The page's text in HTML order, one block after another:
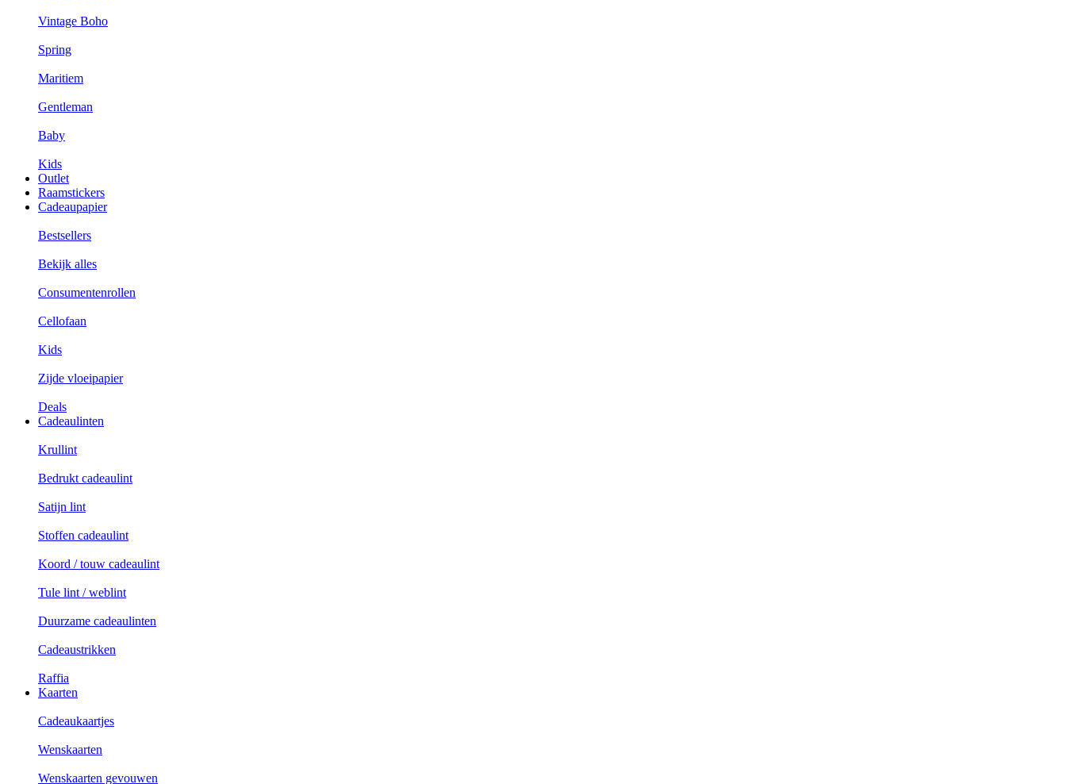
Vintage Boho
Spring
Maritiem
Gentleman
Baby
Kids
Outlet
Raamstickers
Cadeaupapier
Bestsellers
Bekijk alles
Consumentenrollen
Cellofaan
Kids
Zijde vloeipapier
Deals
Cadeaulinten
Krullint
Bedrukt cadeaulint
Satijn lint
Stoffen cadeaulint
Koord / touw cadeaulint
Tule lint / weblint
Duurzame cadeaulinten
Cadeaustrikken
Raffia
Kaarten
Cadeaukaartjes
Wenskaarten
Wenskaarten gevouwen